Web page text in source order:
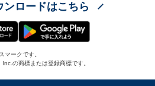
ンロードはこちら
ークです。
の商標または登録商標です。